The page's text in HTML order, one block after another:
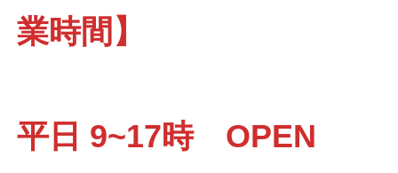
業時間】
平日 9~17時 OPEN